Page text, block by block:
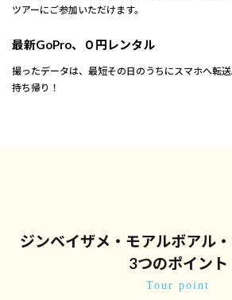
ツアーにご参加いただけます。
最新GoPro、０円レンタル
撮ったデータは、最短その日のうちにスマホへ転
持ち帰り！
ジンベイザメ・モアルボアル
3つのポイント
Tour point